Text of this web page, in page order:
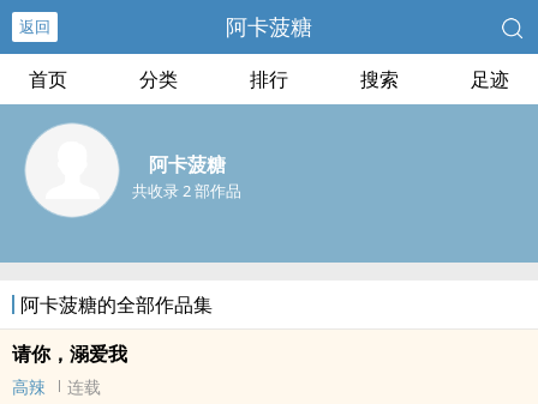
返回 阿卡菠糖
首页 分类 排行 搜索 足迹
阿卡菠糖
共收录 2 部作品
阿卡菠糖的全部作品集
请你，溺爱我
高辣
连载